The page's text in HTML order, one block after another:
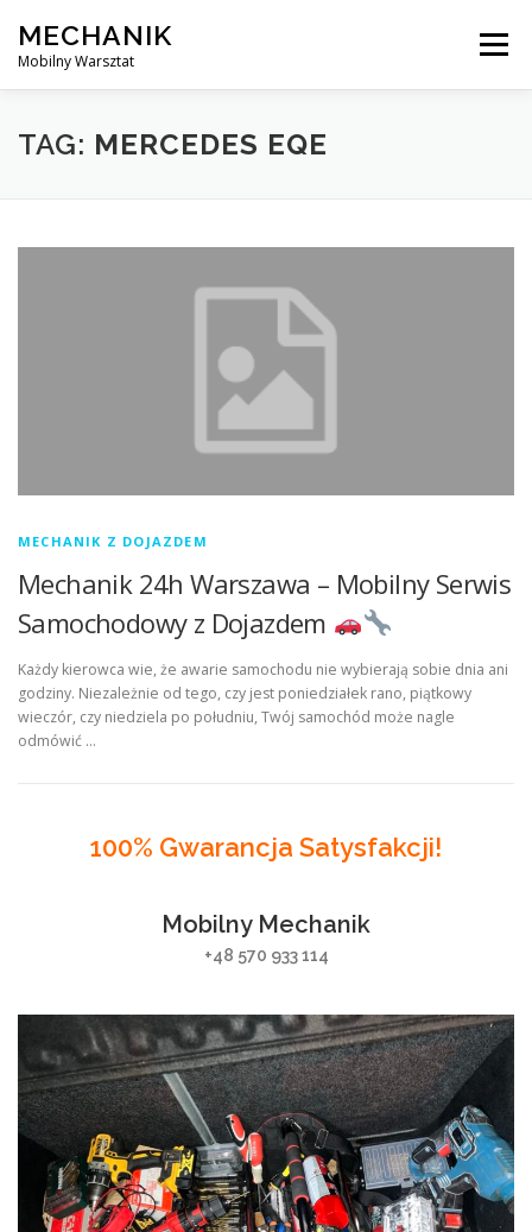
content
MECHANIK
Mobilny Warsztat
Menu
MOBILNY MECHANIK ELEKTRYK SAMOCHODOWY
TAG: MERCEDES EQE
MECHANIK Z DOJAZDEM
Mechanik 24h Warszawa – Mobilny Serwis
Samochodowy z Dojazdem
Każdy kierowca wie, że awarie samochodu nie wybierają sobie dnia ani
godziny. Niezależnie od tego, czy jest poniedziałek rano, piątkowy
wieczór, czy niedziela po południu, Twój samochód może nagle
odmówić …
100% Gwarancja Satysfakcji!
Mobilny Mechanik
+48 570 933 114